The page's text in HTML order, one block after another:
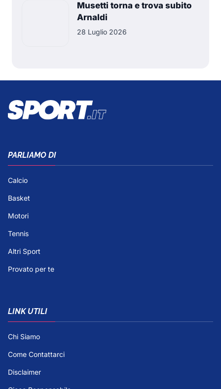
Musetti torna e trova subito
Arnaldi
28 Luglio 2026
PARLIAMO DI
Calcio
Basket
Motori
Tennis
Altri Sport
Provato per te
LINK UTILI
Chi Siamo
Come Contattarci
Disclaimer